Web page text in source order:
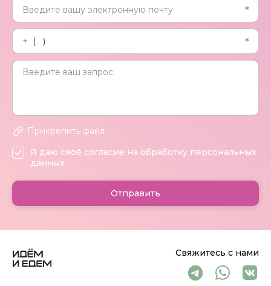
Свяжитесь с нами
Прикрепить файл
Я даю своё согласие на обработку персональных
данных
Отправить